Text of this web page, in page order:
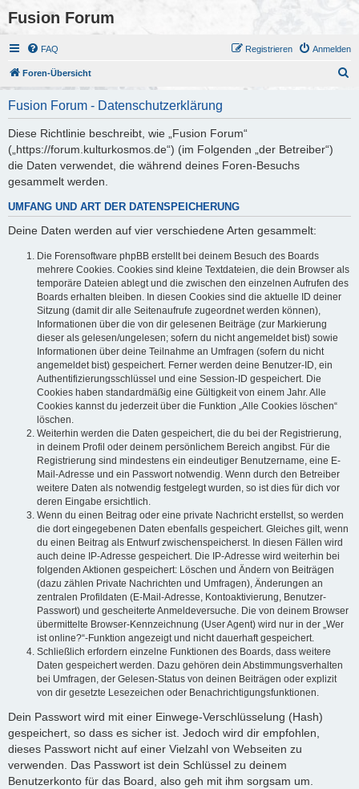
Fusion Forum
FAQ Anmelden
Registrieren
Foren-Übersicht
Fusion Forum - Datenschutzerklärung
Diese Richtlinie beschreibt, wie „Fusion Forum“
(„https://forum.kulturkosmos.de“) (im Folgenden „der Betreiber“)
die Daten verwendet, die während deines Foren-Besuchs
gesammelt werden.
UMFANG UND ART DER DATENSPEICHERUNG
Deine Daten werden auf vier verschiedene Arten gesammelt:
Die Forensoftware phpBB erstellt bei deinem Besuch des Boards
mehrere Cookies. Cookies sind kleine Textdateien, die dein Browser als
temporäre Dateien ablegt und die zwischen den einzelnen Aufrufen des
Boards erhalten bleiben. In diesen Cookies sind die aktuelle ID deiner
Sitzung (damit dir alle Seitenaufrufe zugeordnet werden können),
Informationen über die von dir gelesenen Beiträge (zur Markierung
dieser als gelesen/ungelesen; sofern du nicht angemeldet bist) sowie
Informationen über deine Teilnahme an Umfragen (sofern du nicht
angemeldet bist) gespeichert. Ferner werden deine Benutzer-ID, ein
Authentifizierungsschlüssel und eine Session-ID gespeichert. Die
Cookies haben standardmäßig eine Gültigkeit von einem Jahr. Alle
Cookies kannst du jederzeit über die Funktion „Alle Cookies löschen“
löschen.
Weiterhin werden die Daten gespeichert, die du bei der Registrierung,
in deinem Profil oder deinem persönlichem Bereich angibst. Für die
Registrierung sind mindestens ein eindeutiger Benutzername, eine E-
Mail-Adresse und ein Passwort notwendig. Wenn durch den Betreiber
weitere Daten als notwendig festgelegt wurden, so ist dies für dich vor
deren Eingabe ersichtlich.
Wenn du einen Beitrag oder eine private Nachricht erstellst, so werden
die dort eingegebenen Daten ebenfalls gespeichert. Gleiches gilt, wenn
du einen Beitrag als Entwurf zwischenspeicherst. In diesen Fällen wird
auch deine IP-Adresse gespeichert. Die IP-Adresse wird weiterhin bei
folgenden Aktionen gespeichert: Löschen und Ändern von Beiträgen
(dazu zählen Private Nachrichten und Umfragen), Änderungen an
zentralen Profildaten (E-Mail-Adresse, Kontoaktivierung, Benutzer-
Passwort) und gescheiterte Anmeldeversuche. Die von deinem Browser
übermittelte Browser-Kennzeichnung (User Agent) wird nur in der „Wer
ist online?“-Funktion angezeigt und nicht dauerhaft gespeichert.
Schließlich erfordern einzelne Funktionen des Boards, dass weitere
Daten gespeichert werden. Dazu gehören dein Abstimmungsverhalten
bei Umfragen, der Gelesen-Status von deinen Beiträgen oder explizit
von dir gesetzte Lesezeichen oder Benachrichtigungsfunktionen.
Dein Passwort wird mit einer Einwege-Verschlüsselung (Hash)
gespeichert, so dass es sicher ist. Jedoch wird dir empfohlen,
dieses Passwort nicht auf einer Vielzahl von Webseiten zu
verwenden. Das Passwort ist dein Schlüssel zu deinem
Benutzerkonto für das Board, also geh mit ihm sorgsam um.